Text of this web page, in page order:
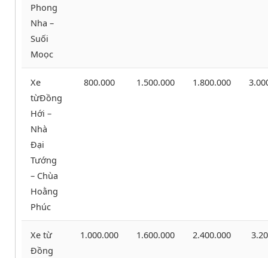
Phong
Nha –
Suối
Moọc
Xe
từĐồng
Hới –
Nhà
Đại
Tướng
– Chùa
Hoằng
Phúc
800.000 1.500.000 1.800.000
Xe từ
Đồng
1.000.000 1.600.000 2.400.000